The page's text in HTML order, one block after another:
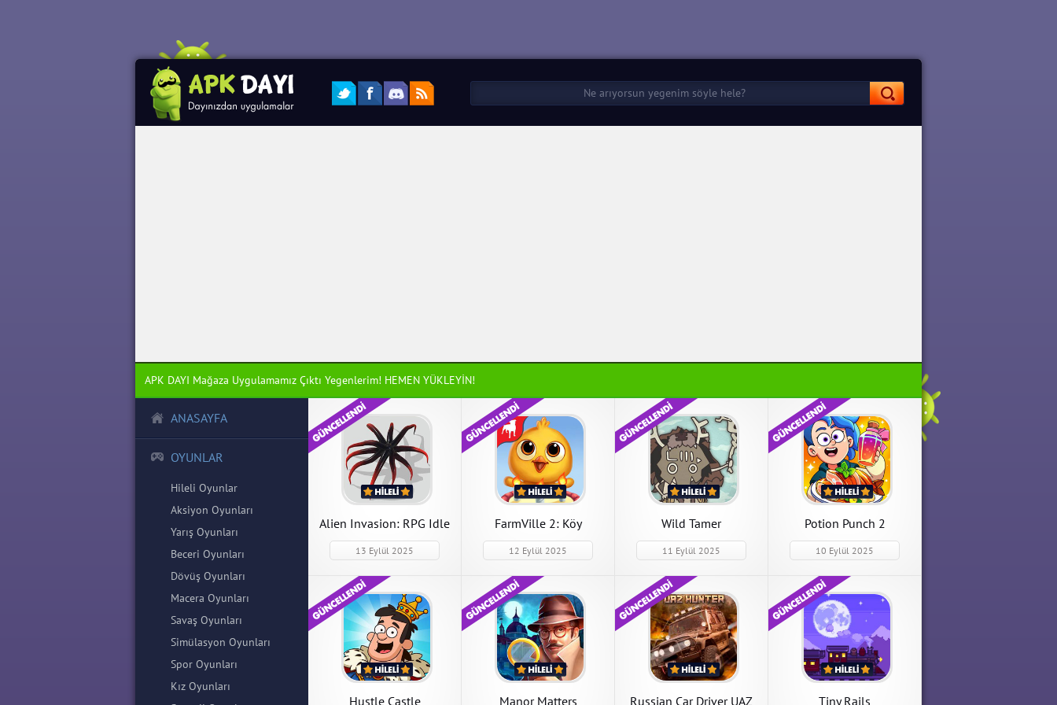
APK DAYI Mağaza Uygulamamız Çıktı Yegenlerim! HEMEN YÜKLEYİN!
ANASAYFA
OYUNLAR
Hileli Oyunlar
Aksiyon Oyunları
Yarış Oyunları
Beceri Oyunları
Dövüş Oyunları
Macera Oyunları
Savaş Oyunları
Simülasyon Oyunları
Spor Oyunları
Kız Oyunları
Alien Invasion: RPG Idle
Space
13 Eylül 2025
Alien Invasion: RPG
Idle Space
Alien Invasion: RPG Idle
Space 4.26.00 Para Hileli
Mod Apk indir
APK İndir
FarmVille 2: Köy
Kaçamağı
12 Eylül 2025
FarmVille 2: Köy
Kaçamağı
FarmVille 2: Köy Kaçamağı
28.4.177 Anahtar Hileli Mod
Apk indir
APK İndir
Wild Tamer
11 Eylül 2025
Wild Tamer
Wild Tamer 2.44 Para Hileli
Mod Apk indir
APK İndir
Potion Punch 2
10 Eylül 2025
Hustle Castle
Hustle Castle
Hustle Castle 1.128.2 Kolay
indir
APK İndir
Manor Matters
Russian Car Driver UAZ
Tiny Rails
Tiny Rails
Tiny Rails 2.13.20 Para Hileli
Mod Apk indir
APK İndir